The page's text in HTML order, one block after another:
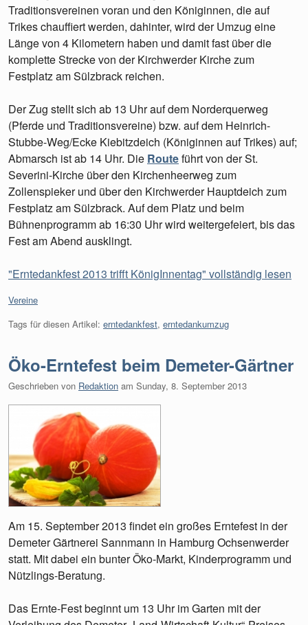
Traditionsvereinen voran und den Königinnen, die auf
Trikes chauffiert werden, dahinter, wird der Umzug eine
Länge von 4 Kilometern haben und damit fast über die
komplette Strecke von der Kirchwerder Kirche zum
Festplatz am Sülzbrack reichen.
Der Zug stellt sich ab 13 Uhr auf dem Norderquerweg
(Pferde und Traditionsvereine) bzw. auf dem Heinrich-
Stubbe-Weg/Ecke Kiebitzdeich (Königinnen auf Trikes) auf;
Abmarsch ist ab 14 Uhr. Die Routeführt von der St.
Severini-Kirche über den Kirchenheerweg zum
Zollenspieker und über den Kirchwerder Hauptdeich zum
Festplatz am Sülzbrack. Auf dem Platz und beim
Bühnenprogramm ab 16:30 Uhr wird weitergefeiert, bis das
Fest am Abend ausklingt.
"Erntedankfest 2013 trifft KönigInnentag" vollständig lesen
Kategorien:
Vereine
Tags für diesen Artikel: erntedankfest, erntedankumzug
Öko-Erntefest beim Demeter-Gärtner
Geschrieben von Redaktion am Sunday, 8. September 2013
Am 15. September 2013 findet ein großes Erntefest in der
Demeter Gärtnerei Sannmann in Hamburg Ochsenwerder
statt. Mit dabei ein bunter Öko-Markt, Kinderprogramm und
Nützlings-Beratung.
Das Ernte-Fest beginnt um 13 Uhr im Garten mit der